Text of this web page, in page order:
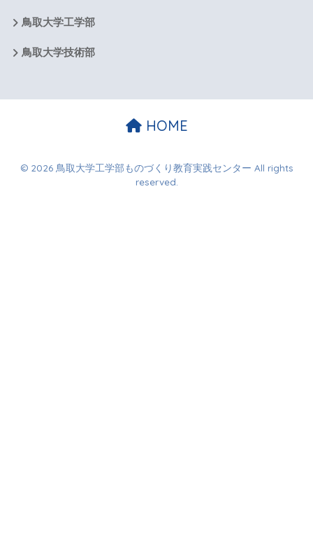
鳥取大学工学部
鳥取大学技術部
HOME
© 2026 鳥取大学工学部ものづくり教育実践センター All rights
reserved.